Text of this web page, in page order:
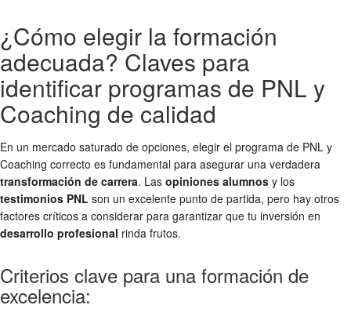
¿Cómo elegir la formación
adecuada? Claves para
identificar programas de PNL y
Coaching de calidad
En un mercado saturado de opciones, elegir el programa de PNL y
Coaching correcto es fundamental para asegurar una verdadera
transformación de carrera. Las opiniones alumnos y los
testimonios PNL son un excelente punto de partida, pero hay otros
factores críticos a considerar para garantizar que tu inversión en
desarrollo profesional rinda frutos.
Criterios clave para una formación de
excelencia: